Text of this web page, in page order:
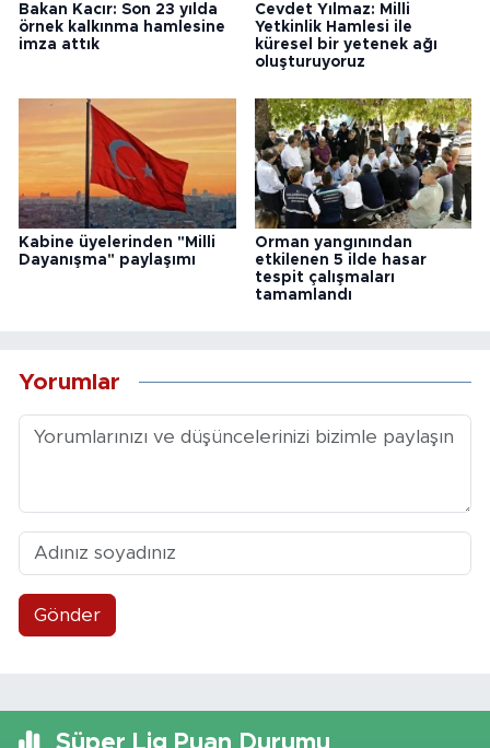
Bakan Kacır: Son 23 yılda
örnek kalkınma hamlesine
imza attık
Cevdet Yılmaz: Milli
Yetkinlik Hamlesi ile
küresel bir yetenek ağı
oluşturuyoruz
Kabine üyelerinden "Milli
Dayanışma" paylaşımı
Orman yangınından
etkilenen 5 ilde hasar
tespit çalışmaları
tamamlandı
Yorumlar
Gönder